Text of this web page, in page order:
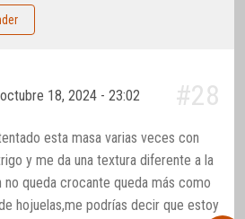
octubre 18, 2024 - 23:02 #28
esta masa varias veces con
y me da una textura diferente a la
no queda crocante queda más como
hojuelas,me podrías decir que estoy